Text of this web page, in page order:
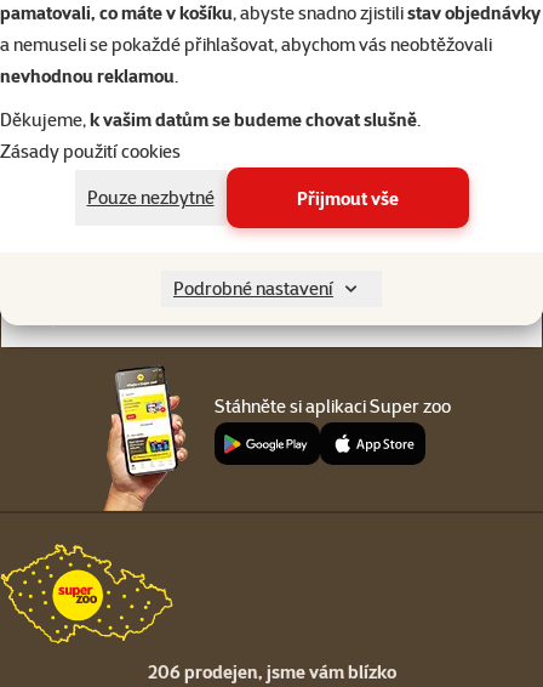
pamatovali, co máte v košíku, abyste snadno zjistilistav objednávky
a nemuseli se pokaždé přihlašovat, abychom vás neobtěžovali
nevhodnou reklamou.
Děkujeme,k vašim datům se budeme chovat slušně.
Zásady použití cookies
Pouze nezbytné
Přijmout vše
Podrobné nastavení
Napište nám
eshop@superzoo.cz
321 000 180
Online chat
jsme vám blízko
Stáhněte si aplikaci Super zoo
206 prodejen, jsme vám blízko